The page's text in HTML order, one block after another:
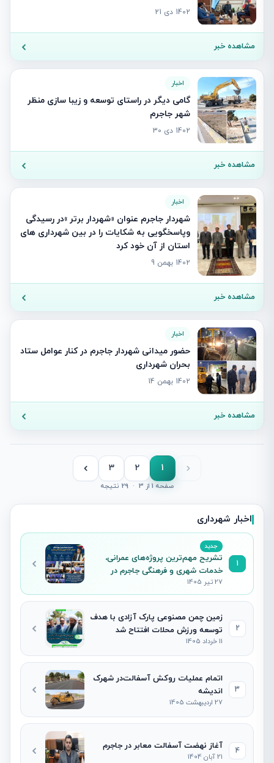
1402 دی 21
مشاهده خبر
اخبار
گامی دیگر در راستای توسعه و زیبا سازی منظر
شهر جاجرم
1402 دی 30
مشاهده خبر
اخبار
شهردار جاجرم عنوان «شهردار برتر »در رسیدگی
وپاسخگویی به شکایات را در بین شهرداری های
استان از آن خود کرد
1402 بهمن 9
مشاهده خبر
اخبار
حضور میدانی شهردار جاجرم در کنار عوامل ستاد
بحران شهرداری
1402 بهمن 14
مشاهده خبر
1
2
3
صفحه 1 از 3 ·
اخبار شهرداری
1
جدید
تشریح مهم‌ترین پروژه‌های عمرانی،
خدمات شهری و فرهنگی جاجرم در
نشست خبری شهردار
27 تیر 1405
2
زمین چمن مصنوعی پارک آزادی با هدف
توسعه ورزش محلات افتتاح شد
11 خرداد 1405
3
اتمام عملیات روکش آسفالت‌در شهرک
اندیشه
27 اردیبهشت 1405
4 آغاز نهضت آسفالت معابر در جاجرم
21 آبان 1404